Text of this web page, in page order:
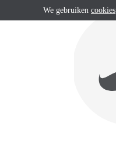
We gebruiken cookies